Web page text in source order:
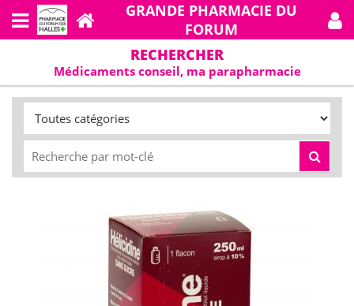
GRANDE PHARMACIE DU
FORUM
RECHERCHER
Médicaments conseil, ma parapharmacie